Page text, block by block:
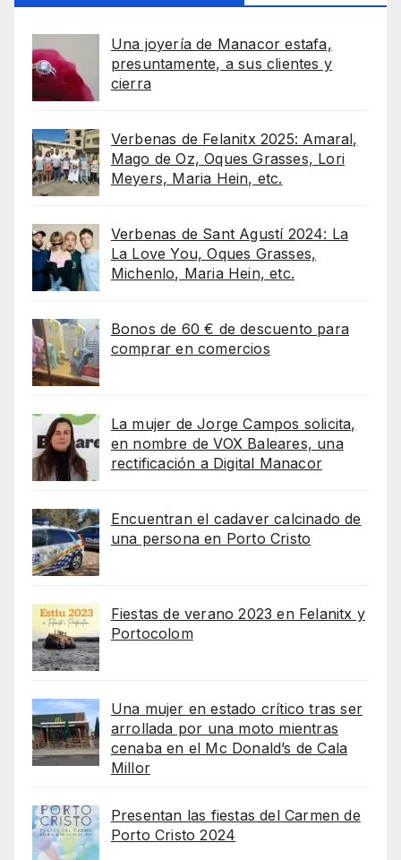
Una joyería de Manacor estafa,
presuntamente, a sus clientes y
cierra
Verbenas de Felanitx 2025: Amaral,
Mago de Oz, Oques Grasses, Lori
Meyers, Maria Hein, etc.
Verbenas de Sant Agustí 2024: La
La Love You, Oques Grasses,
Michenlo, Maria Hein, etc.
Bonos de 60 € de descuento para
comprar en comercios
La mujer de Jorge Campos solicita,
en nombre de VOX Baleares, una
rectificación a Digital Manacor
Encuentran el cadaver calcinado de
una persona en Porto Cristo
Fiestas de verano 2023 en Felanitx y
Portocolom
Una mujer en estado crítico tras ser
arrollada por una moto mientras
cenaba en el Mc Donald’s de Cala
Millor
Presentan las fiestas del Carmen de
Porto Cristo 2024